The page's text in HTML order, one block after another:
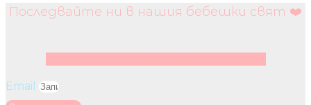
Последвайте ни в нашия бебешки свят ❤️
Email